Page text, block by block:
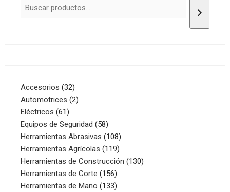
Accesorios 3232
productos
Automotrices 22
Eléctricos 6161
productos
Equipos de Seguridad 5858
productos
Herramientas Abrasivas 108108
productos
Herramientas Agrícolas 119119
productos
Herramientas de Construcción 130130
Herramientas de Corte 156156
productos
Herramientas de Mano 133133